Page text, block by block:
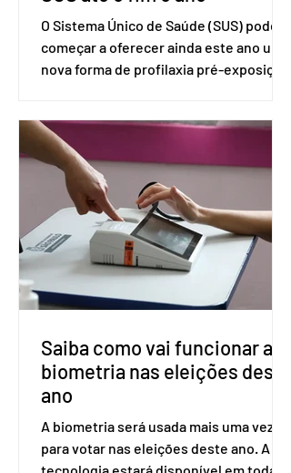
O Sistema Único de Saúde (SUS) pode
começar a oferecer ainda este ano uma
nova forma de profilaxia pré-exposição
medicamento carbotegravir, que
impede a replicação do vírus de forma
prolongada e pode ser tomado a cada
dois meses. O pedido de inclusão vai
ser encaminhado pelo Ministério da
Saúde à Comissão Nacional de
Incorporação de Novas Tecnologias no
SUS (Conitec) na semana que vem. A
Conitec é um colegiado
Saiba como vai funcionar a
biometria nas eleições deste
ano
A biometria será usada mais uma vez
para votar nas eleições deste ano. A